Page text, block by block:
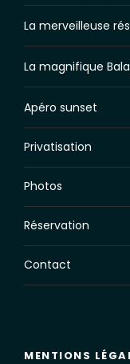
La merveilleuse
La magnifique
Apéro sunset
Privatisation
Photos
Réservation
Contact
MENTIONS